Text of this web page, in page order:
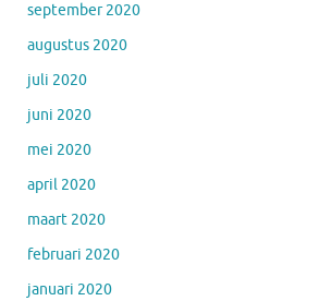
september 2020
augustus 2020
juli 2020
juni 2020
mei 2020
april 2020
maart 2020
februari 2020
januari 2020